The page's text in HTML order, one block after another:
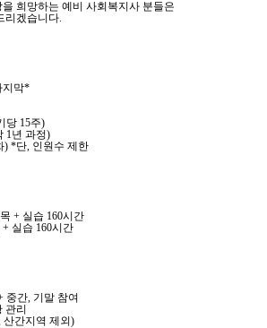
희망하는 예비 사회복지사 분들은
리겠습니다.
지막*
당 15주)
1년 과정)
) *단, 인원수 제한
+ 실습 160시간
실습 160시간
중간, 기말 참여
리
간지역 제외)